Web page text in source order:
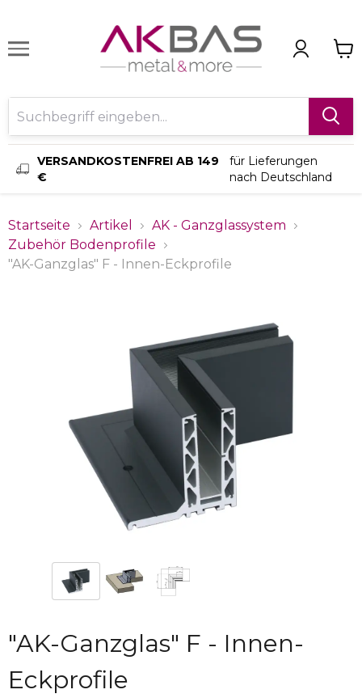
VERSANDKOSTENFREI AB 149
€
für Lieferungen
nach Deutschland
Startseite Artikel
AK - Ganzglassystem
Zubehör Bodenprofile
"AK-Ganzglas" F - Innen-Eckprofile
"AK-Ganzglas" F - Innen-
Eckprofile